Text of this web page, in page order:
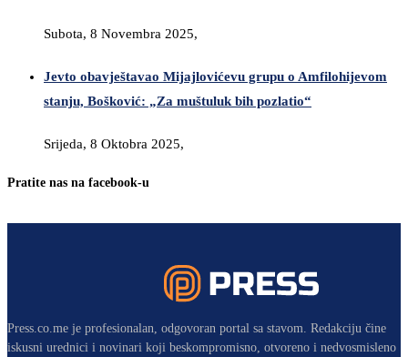
Subota, 8 Novembra 2025,
Jevto obavještavao Mijajlovićevu grupu o Amfilohijevom
stanju, Bošković: „Za muštuluk bih pozlatio“
Srijeda, 8 Oktobra 2025,
Pratite nas na facebook-u
Press.co.me je profesionalan, odgovoran portal sa stavom. Redakciju čine
iskusni urednici i novinari koji beskompromisno, otvoreno i nedvosmisleno